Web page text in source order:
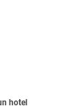
hotel